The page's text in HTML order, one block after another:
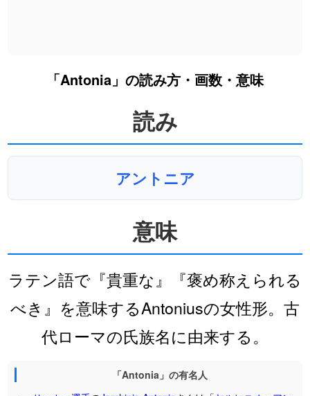
「Antonia」の読み方・画数・意味
読み
アントニア
意味
ラテン語で『貴重な』『褒め称えられる
べき』を意味するAntoniusの女性形。古
代ローマの氏族名に由来する。
「Antonia」の有名人